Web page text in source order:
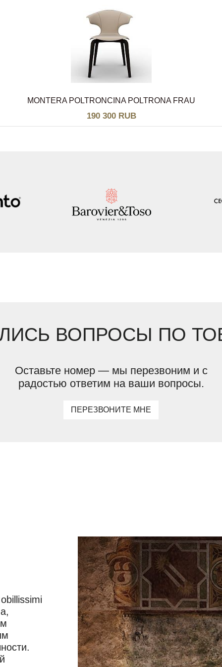
MONTERA POLTRONCINA POLTRONA FRAU
190 300 RUB
ВОПРОСЫ ПО
Оставьте номер — мы перезвоним и с
радостью ответим на ваши вопросы.
ПЕРЕЗВОНИТЕ МНЕ